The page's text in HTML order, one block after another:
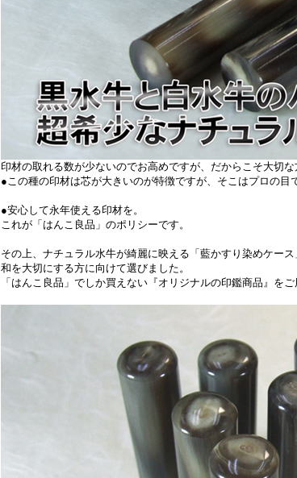
印材の取れる数が少ないのでお高めですが、だからこそ大切な
●この種の印材は芯が大きいのが特徴ですが、そこはプロの
●安心して永年使える印材を。
これが「はんこ良品」のポリシーです。
その上、ナチュラル水牛が綺麗に映える「藍かすり染めケース
和を大切にする方に向けて選びました。
「はんこ良品」でしか買えない『オリジナルの印鑑商品』をご